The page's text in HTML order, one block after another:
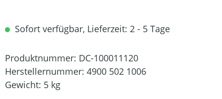
Sofort verfügbar, Lieferzeit: 2 - 5 Tage
Produktnummer: DC-100011120
Herstellernummer: 4900 502 1006
Gewicht: 5 kg